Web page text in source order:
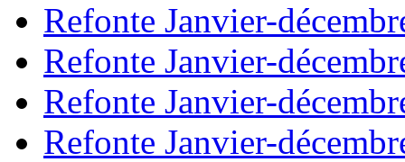
Refonte Janvier-
Refonte Janvier-
Refonte Janvier-
Refonte Janvier-